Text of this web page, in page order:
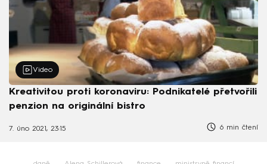
Video
Kreativitou proti koronaviru: Podnikatelé přetvořili
penzion na originální bistro
7. úno 2021, 23:15 6 min čtení